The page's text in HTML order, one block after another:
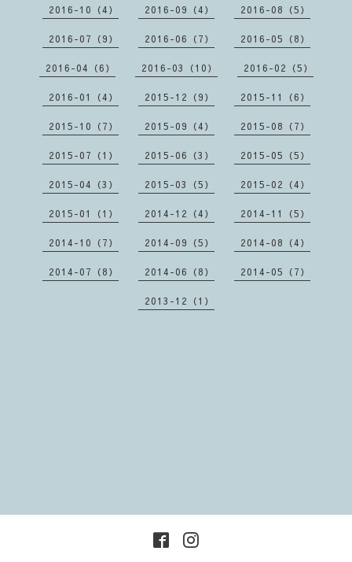
2016-10（4） 2016-09（4） 2016-08（5）
2016-07（9） 2016-06（7） 2016-05（8）
2016-04（6） 2016-03（10） 2016-02（5）
2016-01（4） 2015-12（9） 2015-11（6）
2015-10（7） 2015-09（4） 2015-08（7）
2015-07（1） 2015-06（3） 2015-05（5）
2015-04（3） 2015-03（5） 2015-02（4）
2015-01（1） 2014-12（4） 2014-11（5）
2014-10（7） 2014-09（5） 2014-08（4）
2014-07（8） 2014-06（8） 2014-05（7）
2013-12（1）